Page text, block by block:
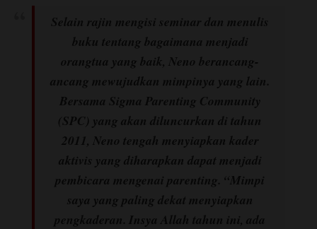
Selain rajin mengisi seminar dan menulis
buku tentang bagaimana menjadi
orangtua yang baik, Neno berancang-
ancang mewujudkan mimpinya yang lain.
Bersama Sigma Parenting Community
(SPC) yang akan diluncurkan di tahun
2011, Neno tengah menyiapkan kader
aktivis yang diharapkan dapat menjadi
pembicara mengenai parenting. “Mimpi
saya yang paling dekat menyiapkan
pengkaderan. Insya Allah tahun ini, ada